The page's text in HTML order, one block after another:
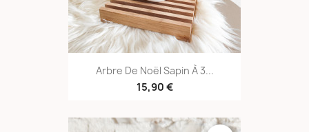
Arbre De Noël Sapin À 3...
15,90 €